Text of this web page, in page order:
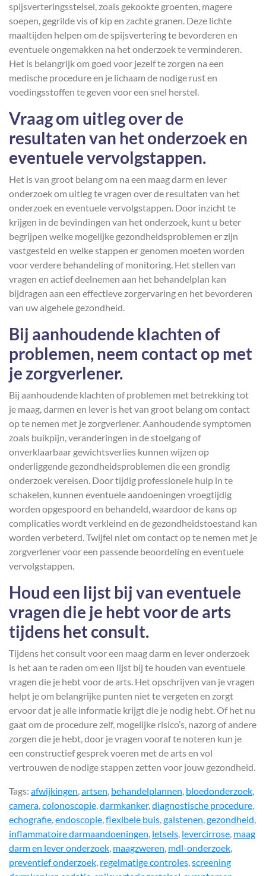
spijsverteringsstelsel, zoals gekookte groenten, magere
soepen, gegrilde vis of kip en zachte granen. Deze lichte
maaltijden helpen om de spijsvertering te bevorderen en
eventuele ongemakken na het onderzoek te verminderen.
Het is belangrijk om goed voor jezelf te zorgen na een
medische procedure en je lichaam de nodige rust en
voedingsstoffen te geven voor een snel herstel.
Vraag om uitleg over de
resultaten van het onderzoek en
eventuele vervolgstappen.
Het is van groot belang om na een maag darm en lever
onderzoek om uitleg te vragen over de resultaten van het
onderzoek en eventuele vervolgstappen. Door inzicht te
krijgen in de bevindingen van het onderzoek, kunt u beter
begrijpen welke mogelijke gezondheidsproblemen er zijn
vastgesteld en welke stappen er genomen moeten worden
voor verdere behandeling of monitoring. Het stellen van
vragen en actief deelnemen aan het behandelplan kan
bijdragen aan een effectieve zorgervaring en het bevorderen
van uw algehele gezondheid.
Bij aanhoudende klachten of
problemen, neem contact op met
je zorgverlener.
Bij aanhoudende klachten of problemen met betrekking tot
je maag, darmen en lever is het van groot belang om contact
op te nemen met je zorgverlener. Aanhoudende symptomen
zoals buikpijn, veranderingen in de stoelgang of
onverklaarbaar gewichtsverlies kunnen wijzen op
onderliggende gezondheidsproblemen die een grondig
onderzoek vereisen. Door tijdig professionele hulp in te
schakelen, kunnen eventuele aandoeningen vroegtijdig
worden opgespoord en behandeld, waardoor de kans op
complicaties wordt verkleind en de gezondheidstoestand kan
worden verbeterd. Twijfel niet om contact op te nemen met je
zorgverlener voor een passende beoordeling en eventuele
vervolgstappen.
Houd een lijst bij van eventuele
vragen die je hebt voor de arts
tijdens het consult.
Tijdens het consult voor een maag darm en lever onderzoek
is het aan te raden om een lijst bij te houden van eventuele
vragen die je hebt voor de arts. Het opschrijven van je vragen
helpt je om belangrijke punten niet te vergeten en zorgt
ervoor dat je alle informatie krijgt die je nodig hebt. Of het nu
gaat om de procedure zelf, mogelijke risico’s, nazorg of andere
zorgen die je hebt, door je vragen vooraf te noteren kun je
een constructief gesprek voeren met de arts en vol
vertrouwen de nodige stappen zetten voor jouw gezondheid.
Tags: afwijkingen,artsen, behandelplannen, bloedonderzoek,
camera,colonoscopie,darmkanker,diagnostische procedure,
echografie,endoscopie,flexibele buis,galstenen,gezondheid,
inflammatoire darmaandoeningen, letsels, levercirrose, maag
darm en lever onderzoek, maagzweren, mdl-onderzoek,
preventief onderzoek, regelmatige controles,screening